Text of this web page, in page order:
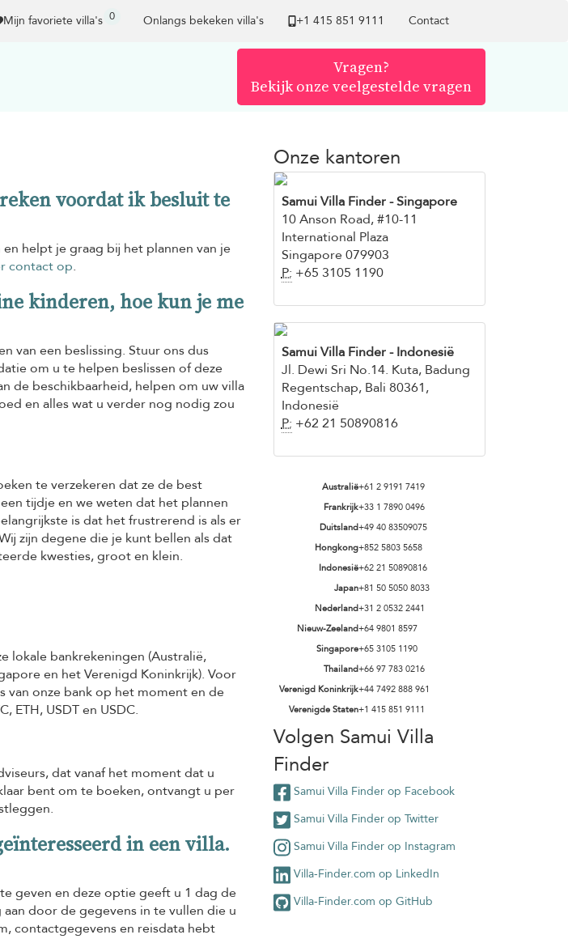
Mijn favoriete villa's 0 Onlangs bekeken villa's +1 ​415 851 9111 Contact
Vragen?
Bekijk onze veelgestelde vragen
voordat ik besluit te
helpt je graag bij het plannen van je
contact op.
kinderen, hoe kun je me
van een beslissing. Stuur ons dus
om u te helpen beslissen of deze
de beschikbaarheid, helpen om uw villa
en alles wat u verder nog nodig zou
te verzekeren dat ze de best
tijdje en we weten dat het plannen
is dat het frustrerend is als er
zijn degene die je kunt bellen als dat
kwesties, groot en klein.
lokale bankrekeningen (Australië,
en het Verenigd Koninkrijk). Voor
van onze bank op het moment en de
ETH, USDT en USDC.
dat vanaf het moment dat u
bent om te boeken, ontvangt u per
in een villa.
geven en deze optie geeft u 1 dag de
door de gegevens in te vullen die u
contactgegevens en reisdata hebt
Onze kantoren
Samui Villa Finder- Singapore
10 Anson Road, #10-11
International Plaza
Singapore 079903
P: +65 3105 1190
Samui Villa Finder - Indonesië
Jl. Dewi Sri No.14. Kuta, Badung
Regentschap, Bali 80361,
Indonesië
P: +62 21 50890816
Australië+61 2 9191 7419
Frankrijk+33 1 7890 0496
Duitsland+49 40 83509075
Hongkong+852 5803 5658
Indonesië+62 21 50890816
Japan+81 50 5050 8033
Nederland+31 2 0532 2441
Nieuw-Zeeland+64 9801 8597
Singapore+65 3105 1190
Thailand+66 97 783 0216
Verenigd Koninkrijk+44 7492 888 961
Verenigde Staten+1 415 851 9111
Volgen Samui Villa
Finder
Samui Villa Finder op Facebook
Samui Villa Finder op Twitter
Samui Villa Finder op Instagram
Villa-Finder.com op LinkedIn
Villa-Finder.com op GitHub